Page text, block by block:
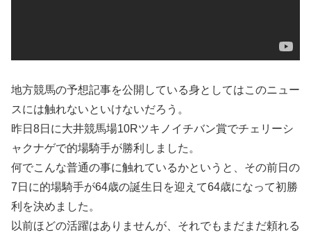
地方競馬の予想記事を公開している身としてはこのニュー
スには触れないといけないだろう。
昨日8日に大井競馬場10Rツキノイチバン賞でチェリーシ
ャクナゲで的場騎手が勝利しました。
何でこんな普通の事に触れているかというと、その前日の
7日に的場騎手が64歳の誕生日を迎えて64歳になって初勝
利を決めました。
以前ほどの活躍はありませんが、それでもまだまだ頼れる